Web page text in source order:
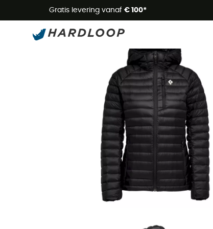
Gratis levering vanaf € 100*